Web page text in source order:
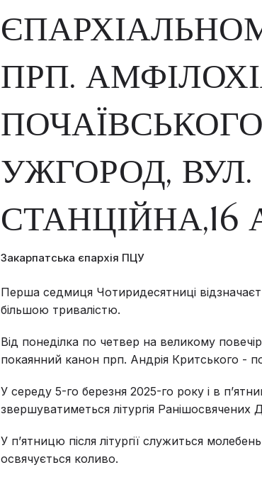
ПРП.
УЖГОРОД, ВУЛ.
СТАНЦІЙНА,16
Закарпатська єпархія ПЦУ
Перша седмиця Чотиридесятниці
більшою тривалістю.
Від понеділка по четвер на великому
покаянний канон прп. Андрія Критського -
У середу 5-го березня 2025-го року і в
звершуватиметься літургія Ранішосвячених
У п’ятницю після літургії служиться
освячується коливо.